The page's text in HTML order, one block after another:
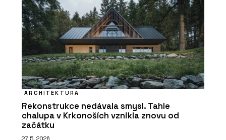
ARCHITEKTURA
Rekonstrukce nedávala smysl. Tahle
chalupa v Krkonoších vznikla znovu od
začátku
27. 5. 2026